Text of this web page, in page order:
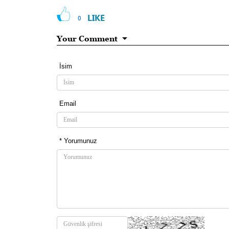
0 LIKE
Your Comment
İsim
Email
* Yorumunuz